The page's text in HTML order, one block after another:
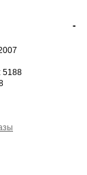
-
5188